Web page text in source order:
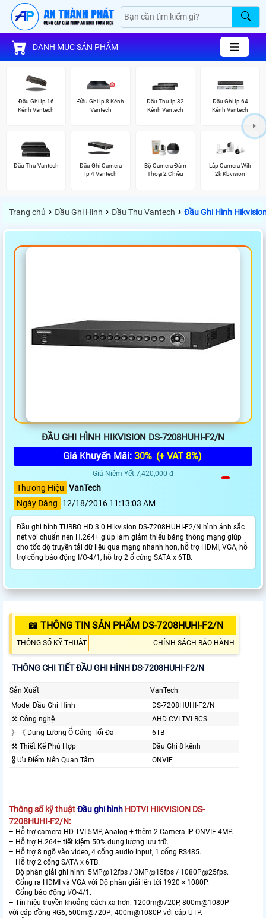
DANH MỤC SẢN PHẨM
Đầu Ghi Ip 16
Kênh Vantech
Đầu Ghi Ip 8 Kênh
Vantech
Đầu Thu Ip 32
Kênh Vantech
Đầu Ghi Ip 64
Kênh Vantech
Đầu Thu Vantech
Đầu Ghi Camera
Ip 4 Vantech
Bộ Camera Đàm
Thoại 2 Chiều
Lắp Camera Wifi
2k Kbvision
Trang chủ › Đầu Ghi Hình › Đầu Thu Vantech › Đầu Ghi Hình
ĐẦU GHI HÌNH HIKVISION DS-7208HUHI-F2/N
Giá Khuyến Mãi: 30% (+ VAT 8%)
Giá Niêm Yết:7,420,000 ₫
Thương Hiệu VanTech
Ngày Đăng
12/18/2016 11:13:03 AM
Đầu ghi hình TURBO HD 3.0 Hikvision DS-7208HUHI-F2/N hình ảnh sắc
nét với chuẩn nén H.264+ giúp làm giảm thiểu băng thông mạng giúp
cho tốc độ truyền tải dữ liệu qua mạng nhanh hơn, hỗ trợ HDMI, VGA, hỗ
trợ cổng báo động I/O-4/1, hỗ trợ 2 ổ cứng SATA x 6TB.
📖 THÔNG TIN SẢN PHẨM DS-7208HUHI-F2/N
THÔNG SỐ KỸ THUẬT CHÍNH SÁCH BẢO HÀNH
THÔNG CHI TIẾT ĐẦU GHI HÌNH DS-7208HUHI-F2/N
Sản Xuất
VanTech
Model Đầu Ghi Hình
DS-7208HUHI-F2/N
⚒ Công nghệ
AHD CVI TVI BCS
》《 Dung Lượng Ổ Cứng Tối Đa
6TB
⚒ Thiết Kế Phù Hợp
Đầu Ghi 8 kênh
🎖️ Ưu Điểm Nên Quan Tâm
ONVIF
Thông số kỹ thuậtĐầu ghi hình HDTVI HIKVISION DS-
7208HUHI-F2/N:
– Hỗ trợ camera HD-TVI 5MP, Analog + thêm 2 Camera IP ONVIF 4MP.
– Hỗ trợ H.264+ tiết kiệm 50% dung lượng lưu trữ.
– Hỗ trợ 8 ngõ vào video, 4 cổng audio input, 1 cổng RS485.
– Hỗ trợ 2 cổng SATA x 6TB.
– Độ phân giải ghi hình: 5MP@12fps / 3MP@15fps / 1080P@25fps.
– Cổng ra HDMI và VGA với Độ phân giải lên tới 1920 × 1080P.
– Cổng báo động I/O-4/1.
– Tín hiệu truyền khoảng cách xa hơn: 1200m@720P, 800m@1080P
với cáp đồng RG6, 500m@720P; 400m@1080P với cáp UTP.